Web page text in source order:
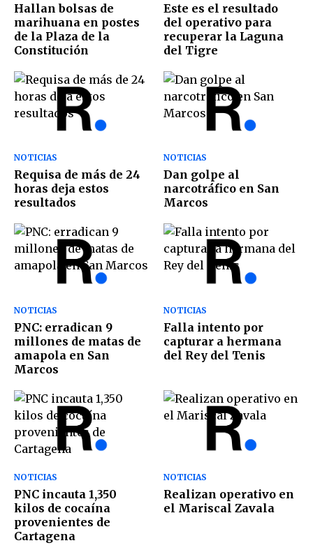
Hallan bolsas de
marihuana en postes
de la Plaza de la
Constitución
Este es el resultado
del operativo para
recuperar la Laguna
del Tigre
NOTICIAS
Requisa de más de 24
horas deja estos
resultados
NOTICIAS
Dan golpe al
narcotráfico en San
Marcos
NOTICIAS
PNC: erradican 9
millones de matas de
amapola en San
Marcos
NOTICIAS
Falla intento por
capturar a hermana
del Rey del Tenis
NOTICIAS
PNC incauta 1,350
kilos de cocaína
provenientes de
Cartagena
NOTICIAS
Realizan operativo en
el Mariscal Zavala